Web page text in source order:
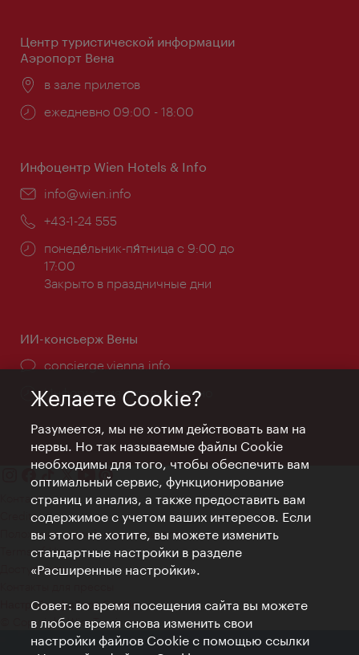
Центр туристической информации
Аэропорт Вена
Расположение:
в зале прилетов
Часы
ежедневно 09:00 - 18:00
Инфоцентр Wien Hotels & Info
Эл.
info@wien.info
Телефон:
+43-1-24 555
Часы
работы:
понеде́льник-пя́тница с 9:00 до
17:00
Закрыто в праздничные дни
ИИ-консьерж Вены
concierge.vienna.info
Информация круглосуточно
Контакт
Credits
Положение о конфиденциальности
Terms of Use
Доступность
Настройки файлов Cookie
© Copyright WienTourismus
Желаете Cookie?
Разумеется, мы не хотим действовать вам на
нервы. Но так называемые файлы Cookie
необходимы для того, чтобы обеспечить вам
оптимальный сервис, функционирование
страниц и анализ, а также предоставить вам
содержимое с учетом ваших интересов. Если
вы этого не хотите, вы можете изменить
стандартные настройки в разделе
«Расширенные настройки».
Совет: во время посещения сайта вы можете
в любое время снова изменить свои
настройки файлов Cookie с помощью ссылки